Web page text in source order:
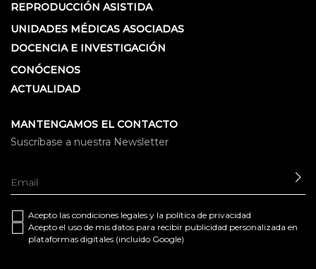
REPRODUCCIÓN ASISTIDA
UNIDADES MÉDICAS ASOCIADAS
DOCENCIA E INVESTIGACIÓN
CONÓCENOS
ACTUALIDAD
MANTENGAMOS EL CONTACTO
Suscríbase a nuestra Newsletter
Acepto las condiciones legales y la política de privacidad
Acepto el uso de mis datos para recibir publicidad personalizada en
plataformas digitales (incluido Google)